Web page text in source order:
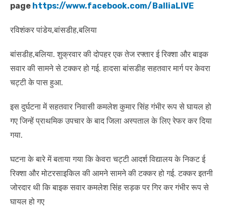
page https://www.facebook.com/BalliaLIVE
रविशंकर पांडेय,बांसडीह,बलिया
बांसडीह,बलिया. शुक्रवार की दोपहर एक तेज रफ्तार ई रिक्शा और बाइक
सवार की सामने से टक्कर हो गई. हादसा बांसडीह सहतवार मार्ग पर केवरा
चट्टी के पास हुआ.
इस दुर्घटना में सहतवार निवासी कमलेश कुमार सिंह गंभीर रूप से घायल हो
गए जिन्हें प्राथमिक उपचार के बाद जिला अस्पताल के लिए रेफर कर दिया
गया.
घटना के बारे में बताया गया कि केवरा चट्टी आदर्श विद्यालय के निकट ई
रिक्शा और मोटरसाइकिल की आमने सामने की टक्कर हो गई. टक्कर इतनी
जोरदार थी कि बाइक सवार कमलेश सिंह सड़क पर गिर कर गंभीर रूप से
घायल हो गए